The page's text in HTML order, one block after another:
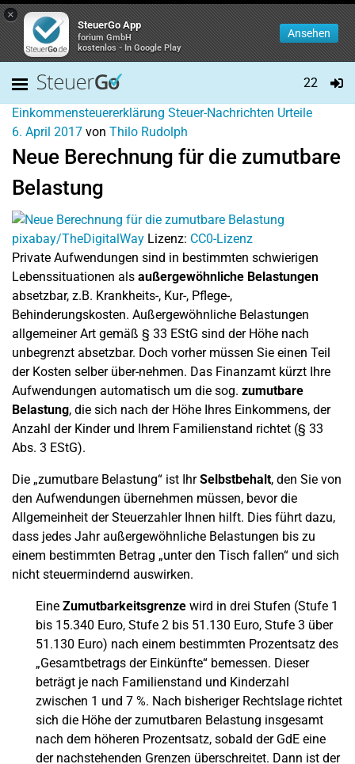
×
SteuerGo App
forium GmbH
kostenlos - In Google Play
Ansehen
22
Einkommensteuererklärung Steuer-Nachrichten Urteile
6. April 2017 von Thilo Rudolph
Neue Berechnung für die zumutbare
Belastung
pixabay/TheDigitalWay Lizenz: CC0-Lizenz
Private Aufwendungen sind in bestimmten schwierigen
Lebenssituationen als außergewöhnliche Belastungen
absetzbar, z.B. Krankheits-, Kur-, Pflege-,
Behinderungskosten. Außergewöhnliche Belastungen
allgemeiner Art gemäß § 33 EStG sind der Höhe nach
unbegrenzt absetzbar. Doch vorher müssen Sie einen Teil
der Kosten selber über-nehmen. Das Finanzamt kürzt Ihre
Aufwendungen automatisch um die sog. zumutbare
Belastung, die sich nach der Höhe Ihres Einkommens, der
Anzahl der Kinder und Ihrem Familienstand richtet (§ 33
Abs. 3 EStG).
Die „zumutbare Belastung“ ist IhrSelbstbehalt, den Sie von
den Aufwendungen übernehmen müssen, bevor die
Allgemeinheit der Steuerzahler Ihnen hilft. Dies führt dazu,
dass jedes Jahr außergewöhnliche Belastungen bis zu
einem bestimmten Betrag „unter den Tisch fallen“ und sich
nicht steuermindernd auswirken.
Eine Zumutbarkeitsgrenze wird in drei Stufen (Stufe 1
bis 15.340 Euro, Stufe 2 bis 51.130 Euro, Stufe 3 über
51.130 Euro) nach einem bestimmten Prozentsatz des
„Gesamtbetrags der Einkünfte“ bemessen. Dieser
beträgt je nach Familienstand und Kinderzahl
zwischen 1 und 7 %. Nach bisheriger Rechtslage richtet
sich die Höhe der zumutbaren Belastung insgesamt
nach dem höheren Prozentsatz, sobald der GdE eine
der nachstehenden Grenzen überschreitet. Dann ist der